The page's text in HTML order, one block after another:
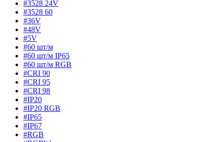
#3528 24V
#3528 60
#36V
#48V
#5V
#60 шт/м
#60 шт/м IP65
#60 шт/м RGB
#CRI 90
#CRI 95
#CRI 98
#IP20
#IP20 RGB
#IP65
#IP67
#RGB